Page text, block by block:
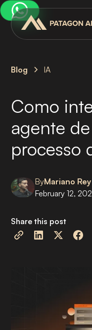
Blog IA
Como
agente
processo
ByMariano Rey
February 12,
Share this post